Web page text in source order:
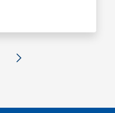
Successiva »